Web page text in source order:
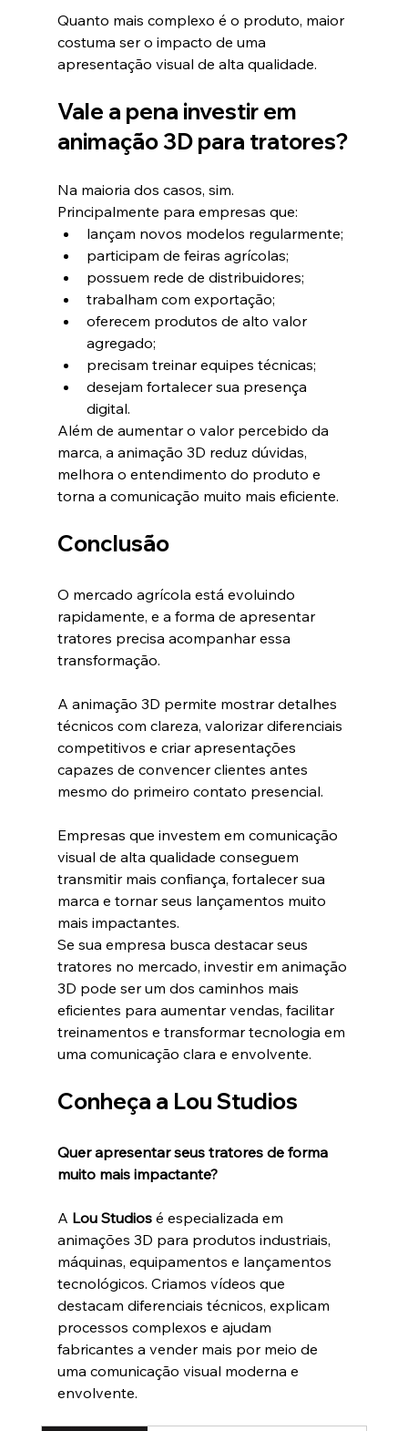
Quanto mais complexo é o produto, maior
costuma ser o impacto de uma
apresentação visual de alta qualidade.
Vale a pena investir em
animação 3D para tratores?
Na maioria dos casos, sim.
Principalmente para empresas que:
lançam novos modelos regularmente;
participam de feiras agrícolas;
possuem rede de distribuidores;
trabalham com exportação;
oferecem produtos de alto valor
agregado;
precisam treinar equipes técnicas;
desejam fortalecer sua presença
digital.
Além de aumentar o valor percebido da
marca, a animação 3D reduz dúvidas,
melhora o entendimento do produto e
torna a comunicação muito mais eficiente.
Conclusão
O mercado agrícola está evoluindo
rapidamente, e a forma de apresentar
tratores precisa acompanhar essa
transformação.
A animação 3D permite mostrar detalhes
técnicos com clareza, valorizar diferenciais
competitivos e criar apresentações
capazes de convencer clientes antes
mesmo do primeiro contato presencial.
Empresas que investem em comunicação
visual de alta qualidade conseguem
transmitir mais confiança, fortalecer sua
marca e tornar seus lançamentos muito
mais impactantes.
Se sua empresa busca destacar seus
tratores no mercado, investir em animação
3D pode ser um dos caminhos mais
eficientes para aumentar vendas, facilitar
treinamentos e transformar tecnologia em
uma comunicação clara e envolvente.
Conheça a Lou Studios
Quer apresentar seus tratores de forma
muito mais impactante?
A Lou Studios é especializada em
animações 3D para produtos industriais,
máquinas, equipamentos e lançamentos
tecnológicos. Criamos vídeos que
destacam diferenciais técnicos, explicam
processos complexos e ajudam
fabricantes a vender mais por meio de
uma comunicação visual moderna e
envolvente.